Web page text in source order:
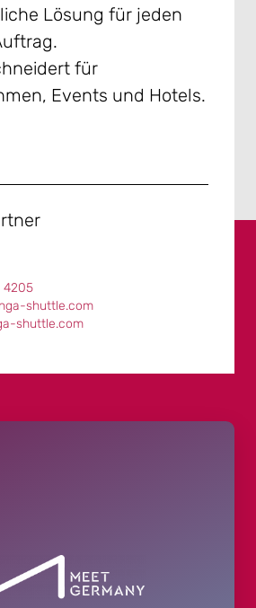
Lösung für jeden
für
Events und Hotels.
4205
shuttle.com
shuttle.com